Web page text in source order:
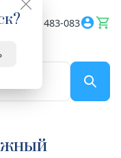
? 8182 483-083